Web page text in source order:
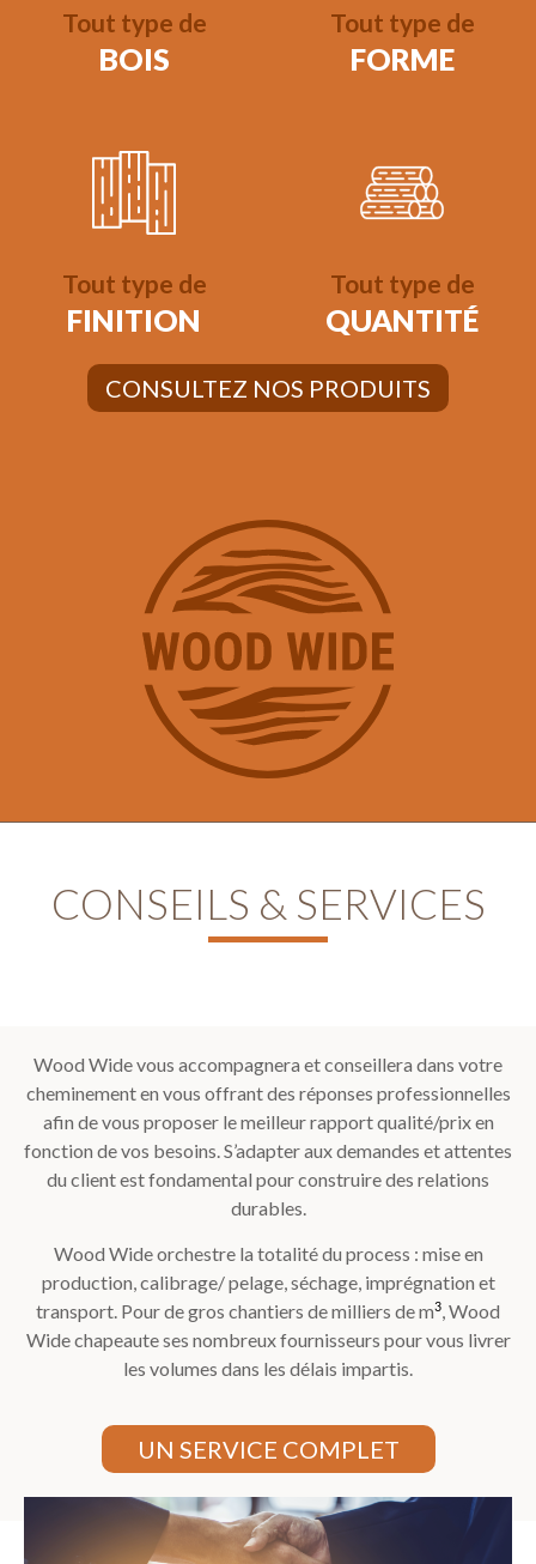
Tout type de
BOIS
Tout type de
FORME
Tout type de
FINITION
Tout type de
QUANTITÉ
CONSULTEZ NOS PRODUITS
CONSEILS & SERVICES
Wood Wide vous accompagnera et conseillera dans votre
cheminement en vous offrant des réponses professionnelles
afin de vous proposer le meilleur rapport qualité/prix en
fonction de vos besoins. S’adapter aux demandes et attentes
du client est fondamental pour construire des relations
durables.
Wood Wide orchestre la totalité du process : mise en
production, calibrage/ pelage, séchage, imprégnation et
transport. Pour de gros chantiers de milliers de m3, Wood
Wide chapeaute ses nombreux fournisseurs pour vous livrer
les volumes dans les délais impartis.
UN SERVICE COMPLET